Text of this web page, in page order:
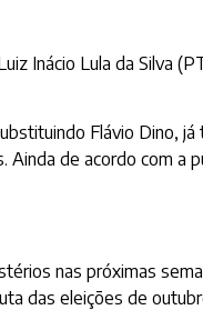
Inácio Lula da Silva
Flávio Dino,
de acordo com a
nas próximas
das eleições de